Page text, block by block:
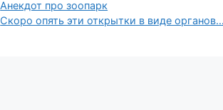
Анекдот про зоопарк
Скоро опять эти открытки в виде